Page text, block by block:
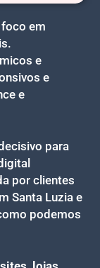
em
e
e
e
para
por clientes
Santa Luzia e
podemos